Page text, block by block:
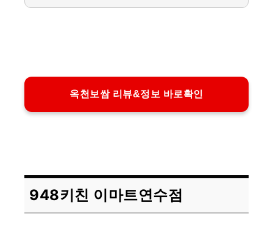
옥천보쌈 리뷰&정보 바로확인
948키친 이마트연수점